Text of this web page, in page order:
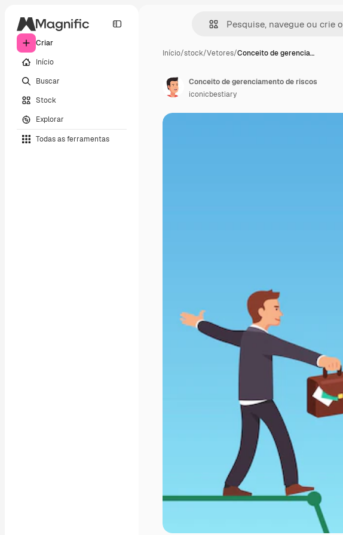
Criar
Início
Buscar
Stock
Explorar
Todas as ferramentas
Início/stock/Vetores/Conceito de gerencia…
Conceito de gerenciamento de riscos
iconicbestiary